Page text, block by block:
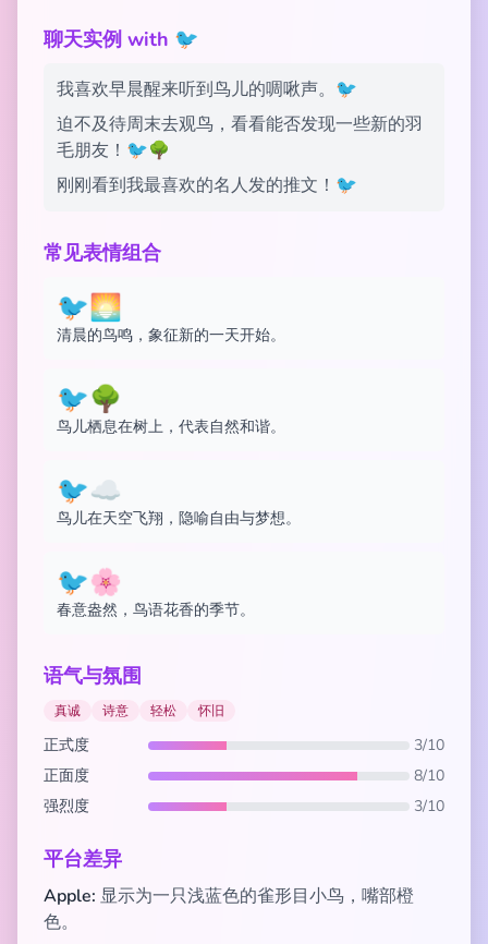
聊天实例 with 🐦
我喜欢早晨醒来听到鸟儿的啁啾声。🐦
迫不及待周末去观鸟，看看能否发现一些新的羽
毛朋友！🐦🌳
刚刚看到我最喜欢的名人发的推文！🐦
常见表情组合
🐦🌅
清晨的鸟鸣，象征新的一天开始。
🐦🌳
鸟儿栖息在树上，代表自然和谐。
🐦☁️
鸟儿在天空飞翔，隐喻自由与梦想。
🐦🌸
春意盎然，鸟语花香的季节。
语气与氛围
真诚 诗意 轻松 怀旧
正式度
3/10
正面度
8/10
强烈度
3/10
平台差异
Apple: 显示为一只浅蓝色的雀形目小鸟，嘴部橙
色。